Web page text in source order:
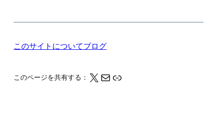
このサイトについてブログ
このページを共有する： X メール このページの情報をクリップボードにコピーする